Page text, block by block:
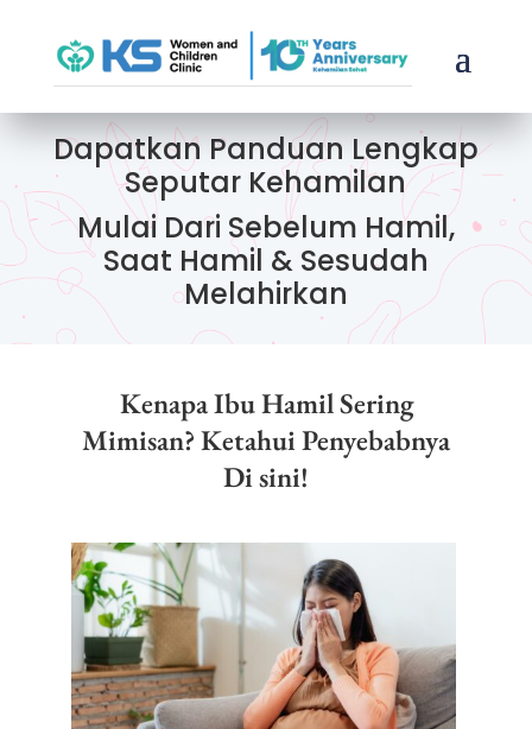
Dapatkan Panduan Lengkap
Seputar Kehamilan
Mulai Dari Sebelum Hamil,
Saat Hamil & Sesudah
Melahirkan
Kenapa Ibu Hamil Sering
Mimisan? Ketahui Penyebabnya
Di sini!